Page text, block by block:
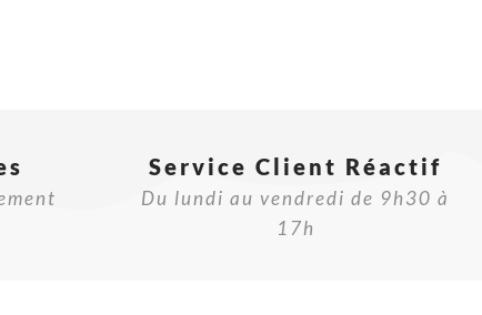
Service Client Réactif​
Du lundi au vendredi de 9h30 à
17h